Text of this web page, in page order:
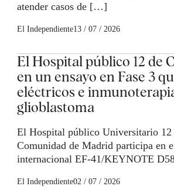
atender casos de […]
El Independiente13 / 07 / 2026
El Hospital público 12 de
en un ensayo en Fase 3
eléctricos e
glioblastoma
El Hospital público Universitario 12
Comunidad de Madrid participa en
internacional EF-41/KEYNOTE
El Independiente02 / 07 / 2026